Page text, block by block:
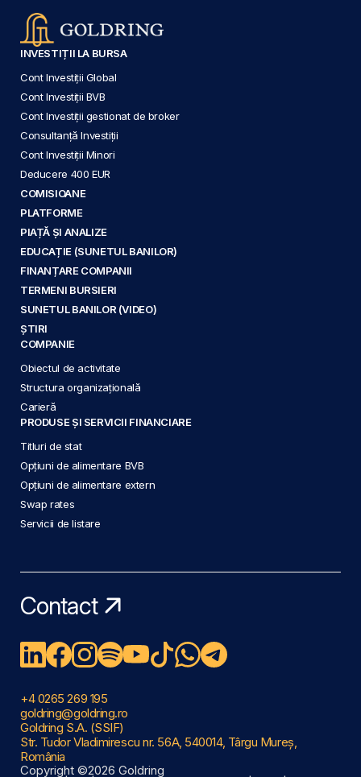
INVESTIȚII LA BURSA
Cont Investiții Global
Cont Investiții BVB
Cont Investiții gestionat de broker
Consultanță Investiții
Cont Investiții Minori
Deducere 400 EUR
COMISIOANE
PLATFORME
PIAȚĂ ȘI ANALIZE
EDUCAȚIE (SUNETUL BANILOR)
FINANȚARE COMPANII
TERMENI BURSIERI
SUNETUL BANILOR (VIDEO)
ȘTIRI
COMPANIE
Obiectul de activitate
Structura organizațională
Carieră
PRODUSE ȘI SERVICII FINANCIARE
Titluri de stat
Opțiuni de alimentare BVB
Opțiuni de alimentare extern
Swap rates
Servicii de listare
Contact
+4 0265 269 195
goldring@goldring.ro
Goldring S.A. (SSIF)
Str. Tudor Vladimirescu nr. 56A, 540014, Târgu Mureș,
România
Copyright ©2026 Goldring